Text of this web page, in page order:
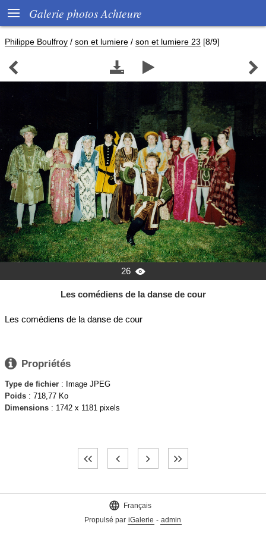
 Galerie photos Achteure
Philippe Boulfroy / son et lumiere / son et lumiere 23 [8/9]
   
26 
Les comédiens de la danse de cour
Les comédiens de la danse de cour
 Propriétés
Type de fichier : Image JPEG
Poids : 718,77 Ko
Dimensions : 1742 x 1181 pixels

Français
Propulsé par iGalerie - admin